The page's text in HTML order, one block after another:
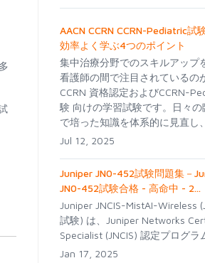
AACN CCRN CCRN-Pediatric試
効率よく学ぶ4つのポイント
集中治療分野でのスキルアップ
看護師の間で注目されているの
CCRN 資格認定およびCCRN-
験 向けの学習試験です。日々の
で培った知識を体系的に見直し、
Jul 12, 2025
Juniper JN0-452試験問題集－
JN0-452試験合格 - 高命中 - 2...
Juniper JNCIS-MistAI-Wireless
試験) は、Juniper Networks
Specialist (JNCIS) 認定プログラ
Jan 17, 2025